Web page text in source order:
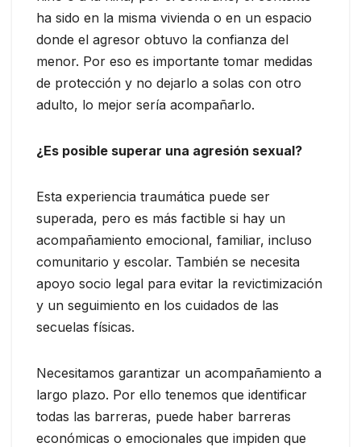
ha sido en la misma vivienda o en un espacio
donde el agresor obtuvo la confianza del
menor. Por eso es importante tomar medidas
de protección y no dejarlo a solas con otro
adulto, lo mejor sería acompañarlo.
¿Es posible superar una agresión sexual?
Esta experiencia traumática puede ser
superada, pero es más factible si hay un
acompañamiento emocional, familiar, incluso
comunitario y escolar. También se necesita
apoyo socio legal para evitar la revictimización
y un seguimiento en los cuidados de las
secuelas físicas.
Necesitamos garantizar un acompañamiento a
largo plazo. Por ello tenemos que identificar
todas las barreras, puede haber barreras
económicas o emocionales que impiden que